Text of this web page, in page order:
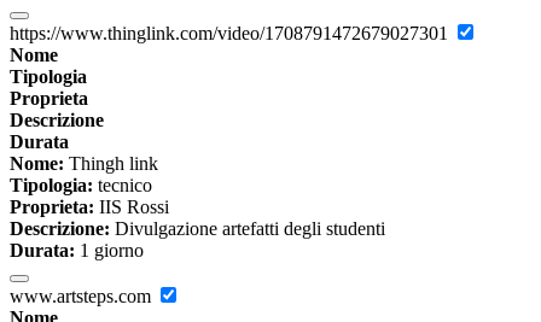
https://www.thinglink.com/video/1708791472679027301
Nome
Tipologia
Proprieta
Descrizione
Durata
Nome: Thingh link
Tipologia: tecnico
Proprieta: IIS Rossi
Descrizione: Divulgazione artefatti degli studenti
Durata: 1 giorno
www.artsteps.com